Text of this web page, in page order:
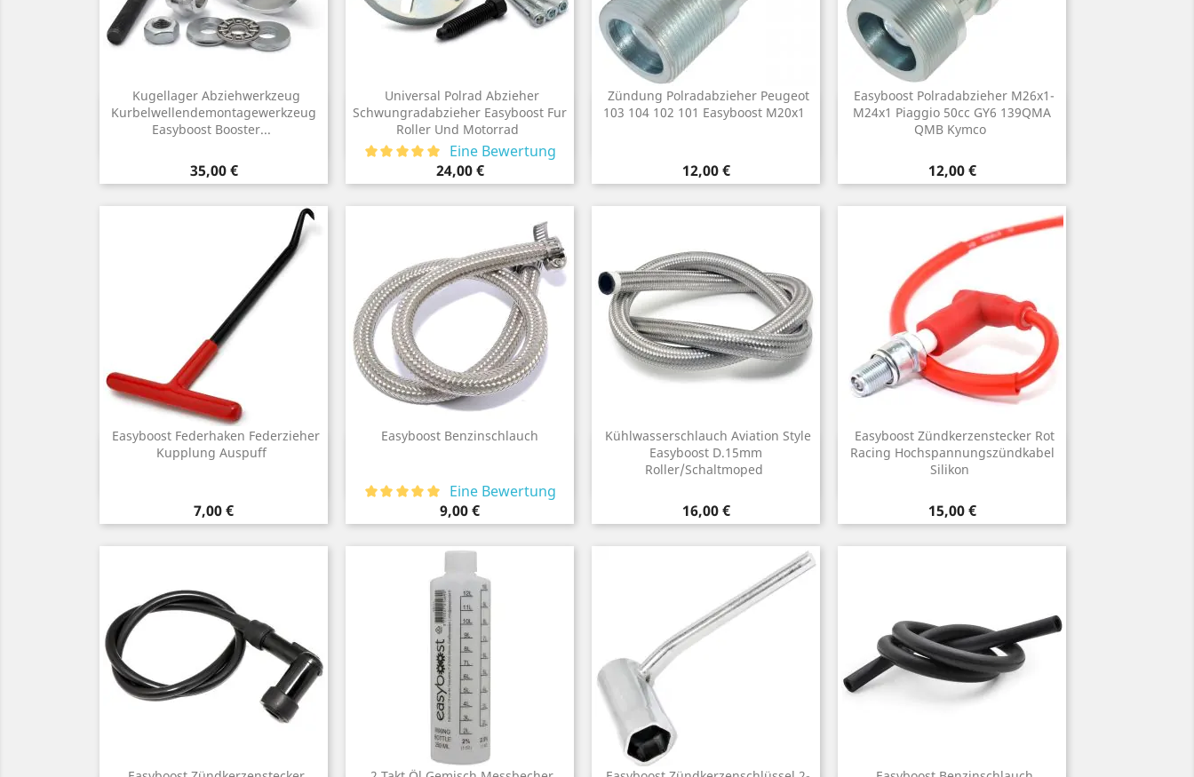
Kugellager Abziehwerkzeug
Kurbelwellendemontagewerkzeug
Easyboost Booster...
Preis
35,00 €
Vorschau
Universal Polrad Abzieher
Schwungradabzieher Easyboost Fur
Roller Und Motorrad
Preis
24,00 €
Eine Bewertung
Vorschau
Zündung Polradabzieher Peugeot
103 104 102 101 Easyboost M20x1
Preis
12,00 €
Vorschau
Easyboost Polradabzieher M26x1-
M24x1 Piaggio 50cc GY6 139QMA
QMB Kymco
Preis
12,00 €
Vorschau
Easyboost Federhaken Federzieher
Kupplung Auspuff
Preis
7,00 €
Vorschau
Easyboost Benzinschlauch
Preis
9,00 €
Eine Bewertung
Kühlwasserschlauch Aviation Style
Easyboost D.15mm
Roller/Schaltmoped
Preis
16,00 €
Vorschau
Easyboost Zündkerzenstecker Rot
Racing Hochspannungszündkabel
Silikon
Preis
15,00 €
Vorschau